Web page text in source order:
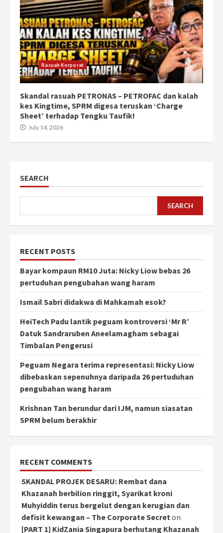
Rasuah Korporat
Skandal rasuah PETRONAS – PETROFAC dan kalah
kes Kingtime, SPRM digesa teruskan ‘Charge
Sheet’ terhadap Tengku Taufik!
July 14, 2026
SEARCH
SEARCH
RECENT POSTS
Bayar kompaun RM10 Juta: Nicky Liow bebas 26
pertuduhan pengubahan wang haram
Ismail Sabri didakwa di Mahkamah esok?
HeiTech Padu lantik peguam kontroversi ‘Mr R’
Datuk Sandraruben Aneelamagham sebagai
Timbalan Pengerusi
Peguam Negara terima representasi: Nicky Liow
dibebaskan sepenuhnya daripada 26 pertuduhan
pengubahan wang haram
Krishnan Tan berundur dari IJM, namun siasatan
SPRM belum berakhir
RECENT COMMENTS
SKANDAL PROJEK DESARU: Rembat dana
Khazanah berbilion ringgit, Syarikat kroni
Muhyiddin terus bergelut dengan kerugian dan
defisit kewangan – The Corporate Secreton
[PART 1] KidZania Singapura berhutang Khazanah